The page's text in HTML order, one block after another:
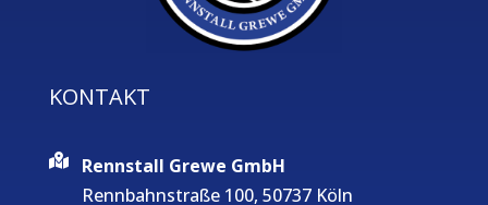
KONTAKT
Rennstall Grewe GmbH
Rennbahnstraße 100, 50737 Köln